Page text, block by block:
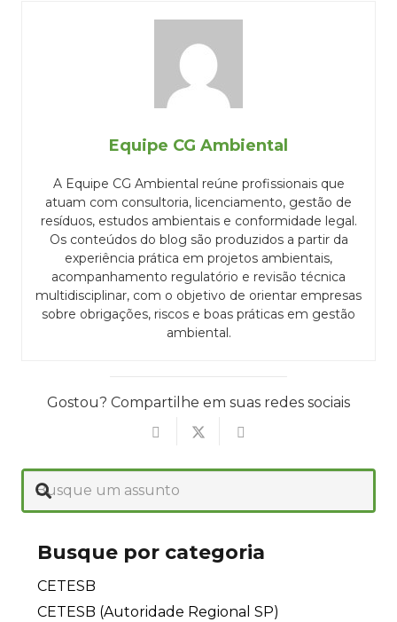
Equipe CG Ambiental
A Equipe CG Ambiental reúne profissionais que
atuam com consultoria, licenciamento, gestão de
resíduos, estudos ambientais e conformidade legal.
Os conteúdos do blog são produzidos a partir da
experiência prática em projetos ambientais,
acompanhamento regulatório e revisão técnica
multidisciplinar, com o objetivo de orientar empresas
sobre obrigações, riscos e boas práticas em gestão
ambiental.
Gostou? Compartilhe em suas redes sociais
Busque por categoria
CETESB
CETESB (Autoridade Regional SP)